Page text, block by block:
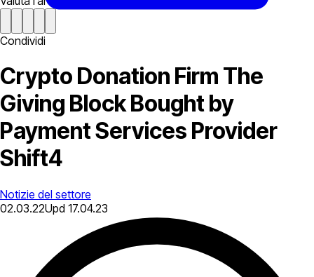
Condividi
Crypto Donation Firm The
Giving Block Bought by
Payment Services Provider
Shift4
Notizie del settore
02.03.22Upd 17.04.23